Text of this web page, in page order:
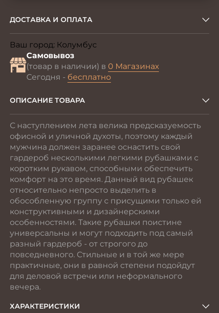
ДОСТАВКА И ОПЛАТА
Ваш город: Колумбус
Самовывоз
(товар в наличии) в 0 Магазинах
Сегодня - бесплатно
ОПИСАНИЕ ТОВАРА
С наступлением лета велика предсказуемость
офисной и уличной духоты, поэтому каждый
мужчина должен заранее оснастить свой
гардероб несколькими легкими рубашками с
коротким рукавом, способными обеспечить
комфорт на это время. Данный вид рубашек
относительно непросто выделить в
обособленную группу с присущими только ей
конструктивными и дизайнерскими
особенностями. Такие рубашки поистине
универсальны и могут подходить под самый
разный гардероб - от строгого до
повседневного. Стильные и в той же мере
практичные, они в равной степени подойдут
для деловой встречи или неформального
вечера.
ХАРАКТЕРИСТИКИ